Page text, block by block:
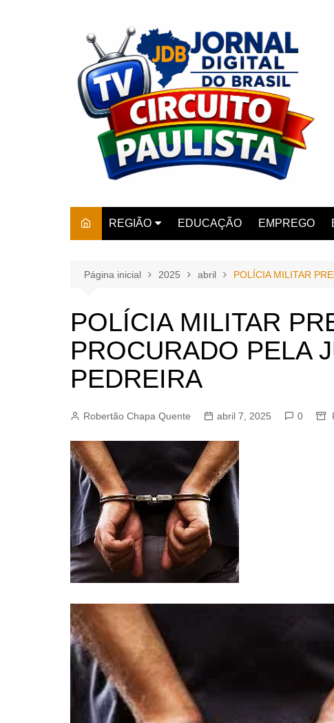
REGIÃO
AMPARO
BARRETOS
CAMPINAS
JUNDIAÍ
EDUCAÇÃO EMPREGO
Página inicial 2025 abril POLÍCIA MILITAR
POLÍCIA MILITAR
PROCURADO PELA
PEDREIRA
Robertão Chapa Quente abril 7, 2025 0